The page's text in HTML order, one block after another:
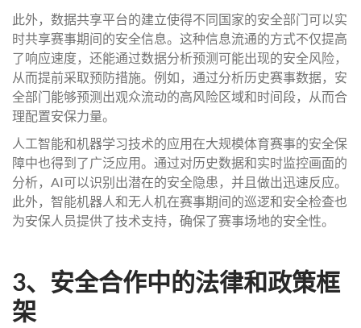
此外，数据共享平台的建立使得不同国家的安全部门可以实
时共享赛事期间的安全信息。这种信息流通的方式不仅提高
了响应速度，还能通过数据分析预测可能出现的安全风险，
从而提前采取预防措施。例如，通过分析历史赛事数据，安
全部门能够预测出观众流动的高风险区域和时间段，从而合
理配置安保力量。
人工智能和机器学习技术的应用在大规模体育赛事的安全保
障中也得到了广泛应用。通过对历史数据和实时监控画面的
分析，AI可以识别出潜在的安全隐患，并且做出迅速反应。
此外，智能机器人和无人机在赛事期间的巡逻和安全检查也
为安保人员提供了技术支持，确保了赛事场地的安全性。
3、安全合作中的法律和政策框
架